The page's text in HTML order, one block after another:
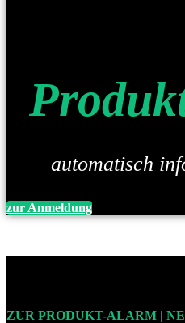
automatisch
zur Anmeldung
ZUR PRODUKT-ALARM |